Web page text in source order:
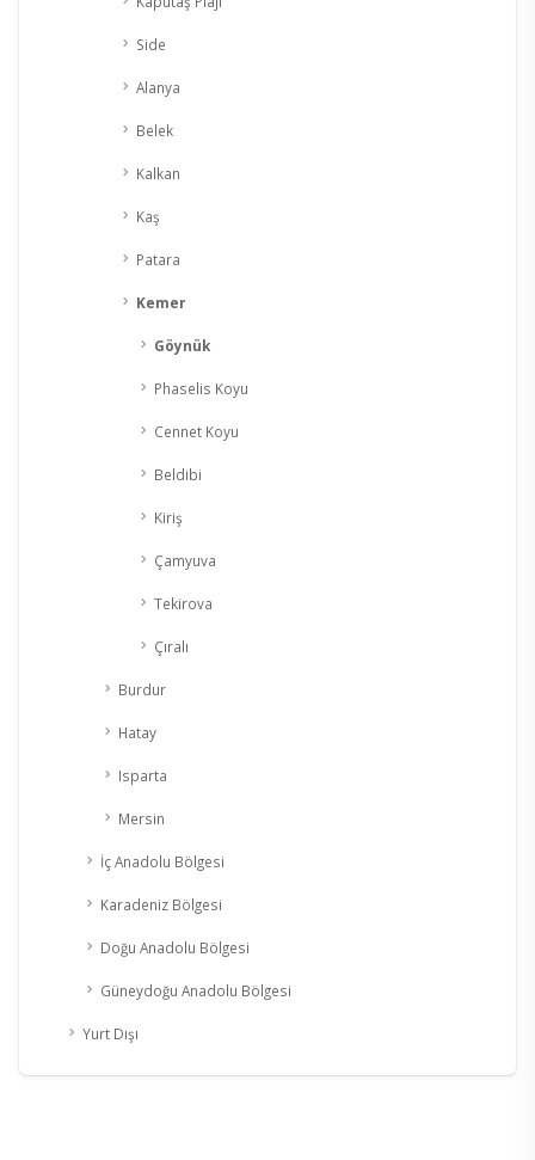
Side
Alanya
Belek
Kalkan
Kaş
Patara
Kemer
Göynük
Phaselis Koyu
Cennet Koyu
Beldibi
Kiriş
Çamyuva
Tekirova
Çıralı
Burdur
Hatay
Isparta
Mersin
İç Anadolu Bölgesi
Karadeniz Bölgesi
Doğu Anadolu Bölgesi
Güneydoğu Anadolu Bölgesi
Yurt Dışı